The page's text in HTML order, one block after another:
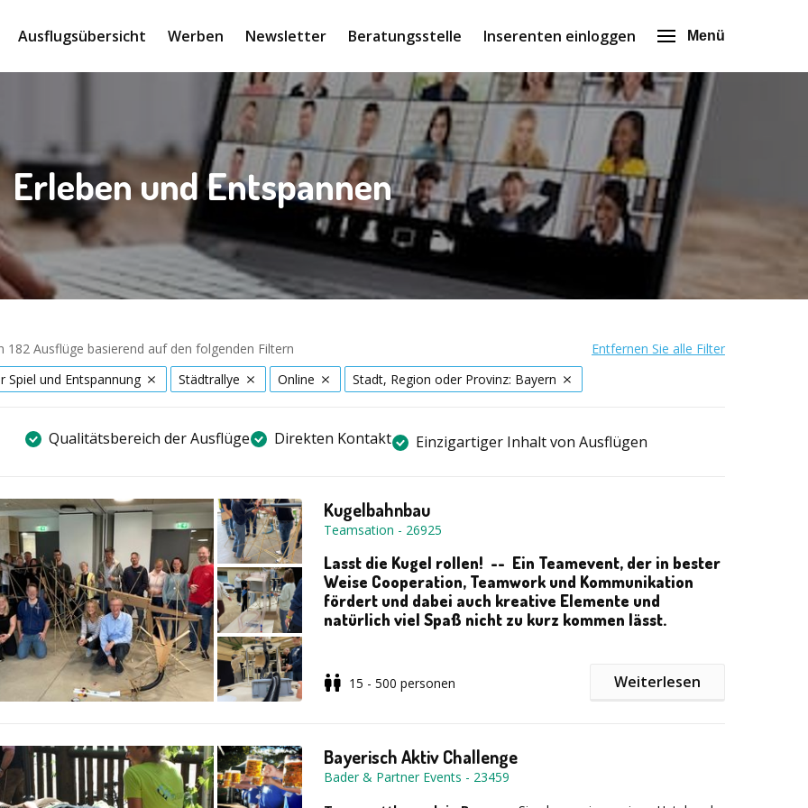
Ausflugsübersicht Werben Newsletter Beratungsstelle Inserenten einloggen Menü
Erleben und Entspannen
182 Ausflüge basierend auf den folgenden Filtern
Entfernen Sie alle Filter
Spiel und Entspannung
Städtrallye Online Stadt, Region oder Provinz: Bayern
Qualitätsbereich der Ausflüge Direkten Kontakt Einzigartiger Inhalt von Ausflügen
Kugelbahnbau
Teamsation - 26925
Lasst die Kugel rollen! -- Ein Teamevent, der in bester
Weise Cooperation, Teamwork und Kommunikation
fördert und dabei auch kreative Elemente und
natürlich viel Spaß nicht zu kurz kommen lässt.
Die Aufgabe für die Gesamtgruppe besteht in der Konstruktion einer
zwischen den Etappen müssen zwischen den Teams sorgfältig
geplant werden, damit ein reibungsloses Vorankommen garantiert
wird und die Kugel sicher und ohne Unterbrechung ans Ziel gelangt.
15 - 500 personen Weiterlesen
Bayerisch Aktiv Challenge
Bader & Partner Events - 23459